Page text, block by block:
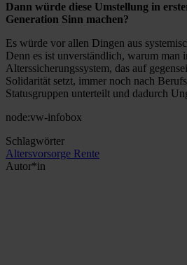
Dann würde diese Umstellung in
Generation Sinn machen?
Es würde vor allen Dingen aus
Denn es ist unverständlich, warum man
Alterssicherungssystem, das auf
Solidarität setzt, immer noch nach
Statusgruppen unterteilt und dadurch
node:vw-infobox
Schlagwörter
Altersvorsorge Rente
Autor*in